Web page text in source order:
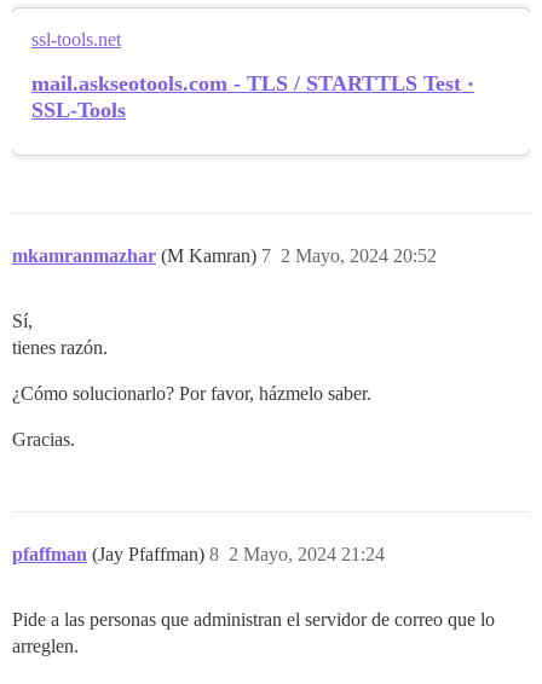
ssl-tools.net
mail.askseotools.com - TLS / STARTTLS Test ·
SSL-Tools
mkamranmazhar (M Kamran) 2 Mayo, 2024 20:52
7
Sí,
tienes razón.
¿Cómo solucionarlo? Por favor, házmelo saber.
Gracias.
pfaffman (Jay Pfaffman) 2 Mayo, 2024 21:24
8
Pide a las personas que administran el servidor de correo que lo
arreglen.